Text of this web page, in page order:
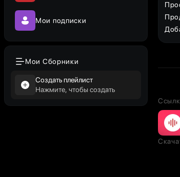
Мои подписки
Мои Сборники
Создать плейлист
Нажмите, чтобы создать